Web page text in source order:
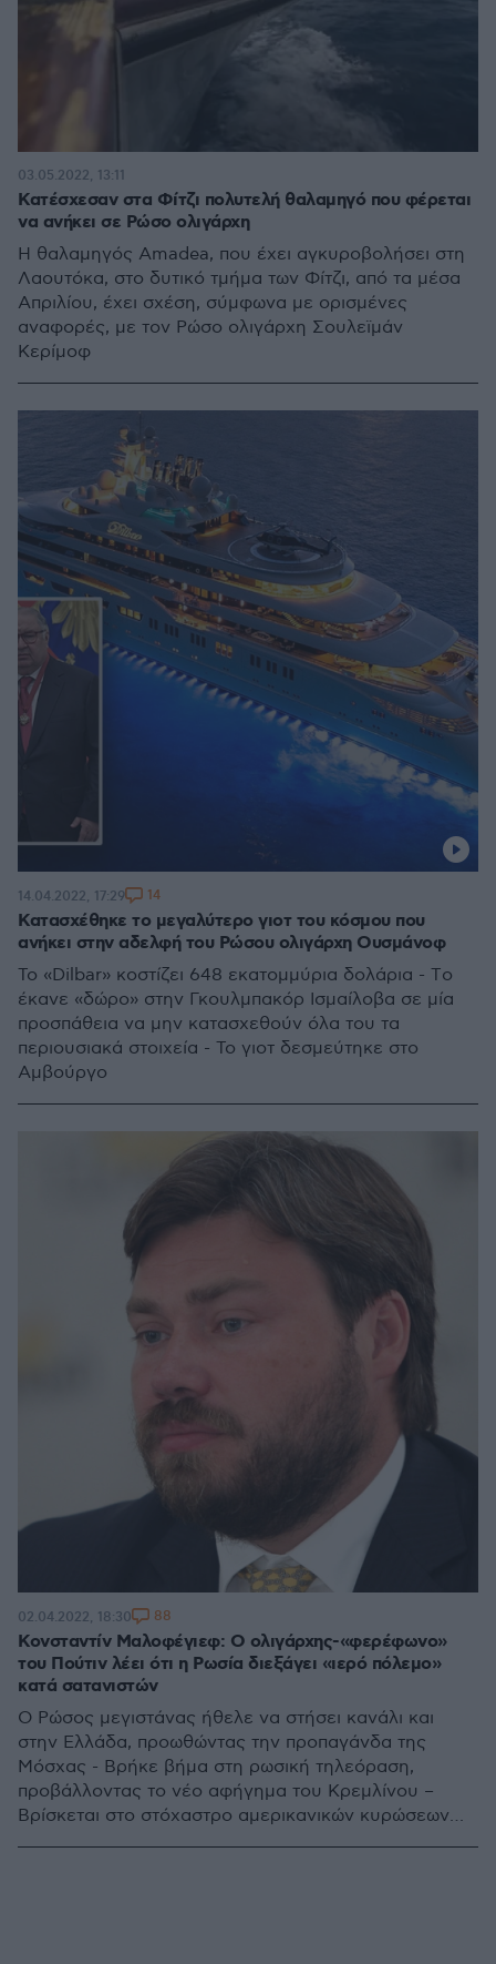
Κατέσχεσαν στα Φίτζι πολυτελή θαλαμηγό που φέρεται
να ανήκει σε Ρώσο ολιγάρχη
Η θαλαμηγός Amadea, που έχει αγκυροβολήσει στη
Λαουτόκα, στο δυτικό τμήμα των Φίτζι, από τα μέσα
Απριλίου, έχει σχέση, σύμφωνα με ορισμένες
αναφορές, με τον Ρώσο ολιγάρχη Σουλεϊμάν
Κερίμοφ
03.05.2022, 13:11
Κατασχέθηκε το μεγαλύτερο γιοτ του κόσμου που
ανήκει στην αδελφή του Ρώσου ολιγάρχη Ουσμάνοφ
Το «Dilbar» κοστίζει 648 εκατομμύρια δολάρια - Tο
έκανε «δώρο» στην Γκουλμπακόρ Ισμαίλοβα σε μία
προσπάθεια να μην κατασχεθούν όλα του τα
περιουσιακά στοιχεία - Το γιοτ δεσμεύτηκε στο
Αμβούργο
14.04.2022, 17:29 14
Κονσταντίν Μαλοφέγιεφ: Ο ολιγάρχης-«φερέφωνο»
του Πούτιν λέει ότι η Ρωσία διεξάγει «ιερό πόλεμο»
κατά σατανιστών
Ο Ρώσος μεγιστάνας ήθελε να στήσει κανάλι και
στην Ελλάδα, προωθώντας την προπαγάνδα της
Μόσχας - Βρήκε βήμα στη ρωσική τηλεόραση,
προβάλλοντας το νέο αφήγημα του Κρεμλίνου –
Βρίσκεται στο στόχαστρο αμερικανικών κυρώσεων
02.04.2022, 18:30 88